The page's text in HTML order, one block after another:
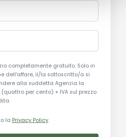
mq (fabbricati)
350 mq (Fabbricato A, B, C)
D - scuderia per cavalli)
100 mq (tettoia)
solarium pavimentato
ottimo, ristrutturato nei
completamente gratuito. Solo in
dell'affare, il/la sottoscritto/a si
alla suddetta Agenzia la
per cento) + IVA sul prezzo
la Privacy Policy.